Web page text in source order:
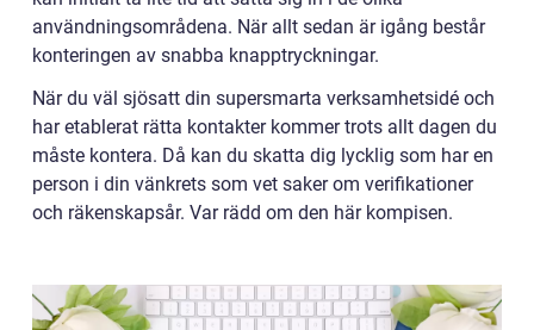
användningsområdena. När allt sedan är igång består
konteringen av snabba knapptryckningar.
När du väl sjösatt din supersmarta verksamhetsidé och
har etablerat rätta kontakter kommer trots allt dagen du
måste kontera. Då kan du skatta dig lycklig som har en
person i din vänkrets som vet saker om verifikationer
och räkenskapsår. Var rädd om den här kompisen.